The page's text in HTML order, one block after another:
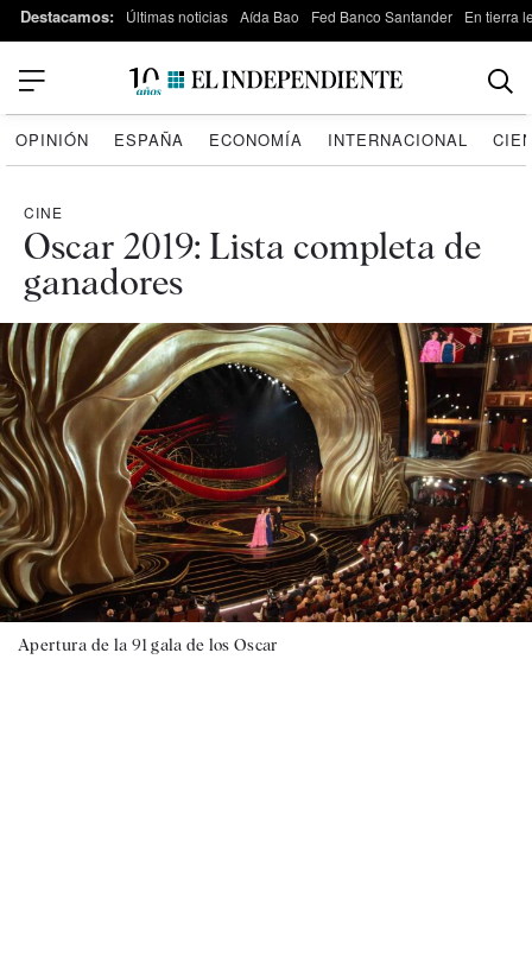
Destacamos: Últimas noticias Aída Bao Fed Banco Santander En tierra
OPINIÓN ESPAÑA ECONOMÍA INTERNACIONAL
CINE
Oscar 2019: Lista completa de
ganadores
Apertura de la 91 gala de los Oscar